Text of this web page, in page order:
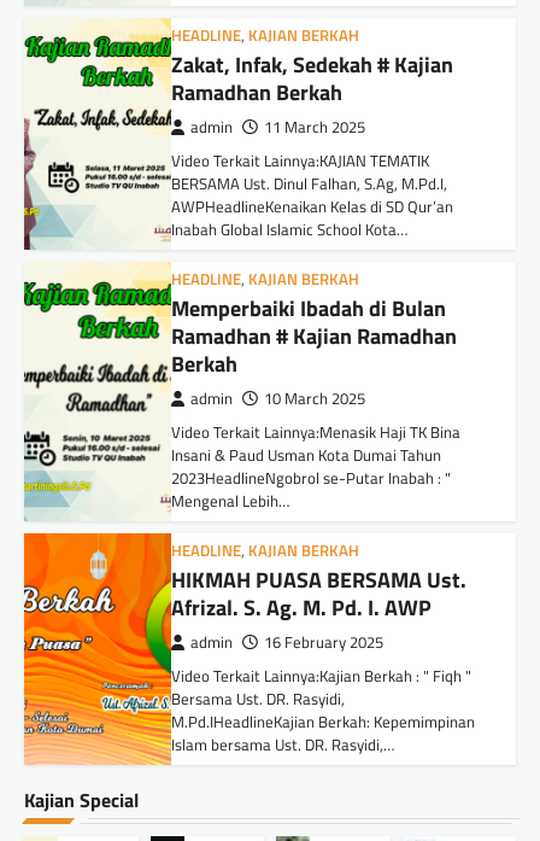
HEADLINE, KAJIAN BERKAH
Zakat, Infak, Sedekah # Kajian
Ramadhan Berkah
admin 11 March 2025
Video Terkait Lainnya:KAJIAN TEMATIK
BERSAMA Ust. Dinul Falhan, S.Ag, M.Pd.I,
AWPHeadlineKenaikan Kelas di SD Qur’an
Inabah Global Islamic School Kota…
HEADLINE, KAJIAN BERKAH
Memperbaiki Ibadah di Bulan
Ramadhan # Kajian Ramadhan
Berkah
admin 10 March 2025
Video Terkait Lainnya:Menasik Haji TK Bina
Insani & Paud Usman Kota Dumai Tahun
2023HeadlineNgobrol se-Putar Inabah : "
Mengenal Lebih…
HEADLINE, KAJIAN BERKAH
HIKMAH PUASA BERSAMA Ust.
Afrizal. S. Ag. M. Pd. I. AWP
admin 16 February 2025
Video Terkait Lainnya:Kajian Berkah : " Fiqh "
Bersama Ust. DR. Rasyidi,
M.Pd.IHeadlineKajian Berkah: Kepemimpinan
Islam bersama Ust. DR. Rasyidi,…
Kajian Special